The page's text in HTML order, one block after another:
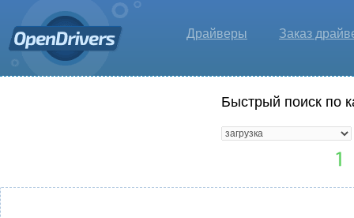
Драйверы Заказ
Быстрый поиск по